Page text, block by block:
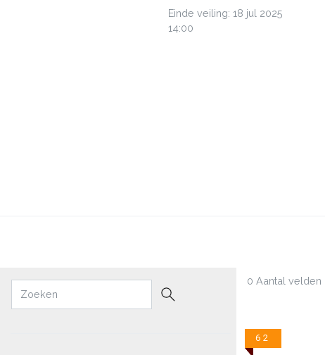
Einde veiling: 18 jul 2025
14:00
0 Aantal velden
62